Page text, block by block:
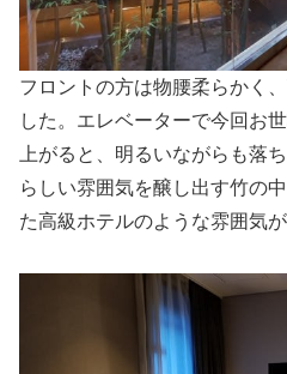
フロントの方は物腰柔らかく
した。エレベーターで今回お
上がると、明るいながらも落
らしい雰囲気を醸し出す竹の
た高級ホテルのような雰囲気